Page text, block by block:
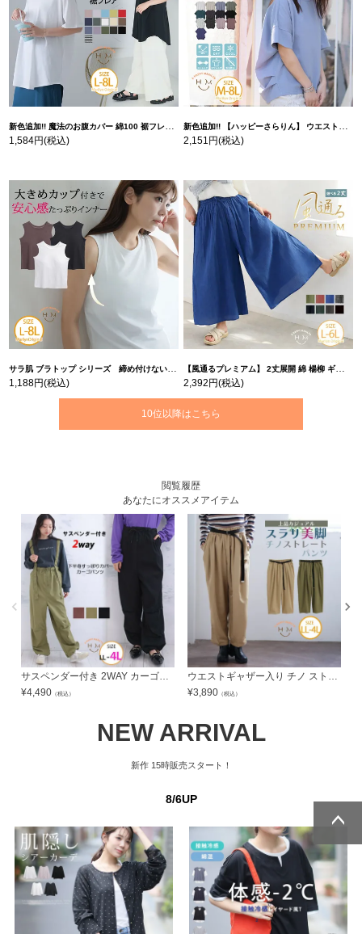
新色追加!! 魔法のお腹カバー 綿100 裾フレア Tシャツ | 大きいサイズの通販ならハッピーマリリン
1,584円(税込)
新色追加!! 【ハッピーさらりん】 ウエストタック入り スッキリ魅せ コクーントップス | 大きいサイズの通販ならハッピーマリリン
2,151円(税込)
サラ肌 ブラトップ シリーズ 締め付けない リブ タンクトップ | 大きいサイズの通販ならハッピーマリリン
1,188円(税込)
【風通るプレミアム】 2丈展開 綿 楊柳 ギャザー フレア スカンツ 【ウェストゴム】 | 大きいサイズの通販ならハッピーマリリン
2,392円(税込)
10位以降はこちら
閲覧履歴
あなたにオススメアイテム
サスペンダー付き 2WAY カーゴパンツ | 大きいサイズの通販ならハッピーマリリン
¥4,490 （税込）
ウエストギャザー入り チノ ストレートパンツ | 大きいサイズの通販ならハッピーマリリン
¥3,890 （税込）
NEW ARRIVAL
新作 15時販売スタート！
8/6UP
ページトッ
プへ
ページトッ
プへ